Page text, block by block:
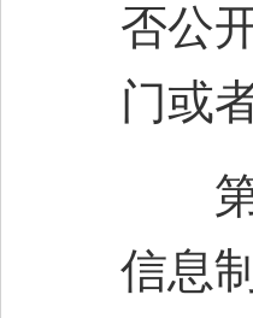
否公
门或
第
信息